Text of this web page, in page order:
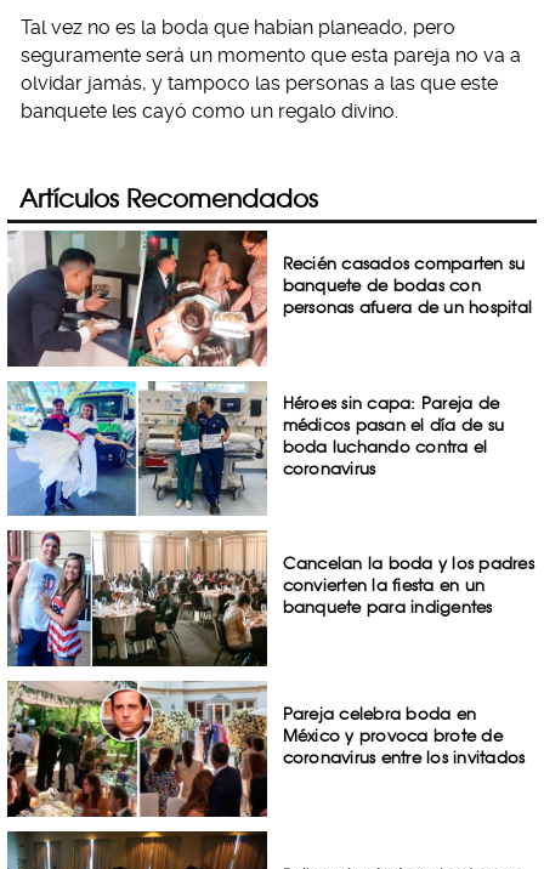
Tal vez no es la boda que habían planeado, pero
seguramente será un momento que esta pareja no va a
olvidar jamás, y tampoco las personas a las que este
banquete les cayó como un regalo divino.
Artículos Recomendados
Recién casados comparten su
banquete de bodas con
personas afuera de un hospital
Héroes sin capa: Pareja de
médicos pasan el día de su
boda luchando contra el
coronavirus
Cancelan la boda y los padres
convierten la fiesta en un
banquete para indigentes
Pareja celebra boda en
México y provoca brote de
coronavirus entre los invitados